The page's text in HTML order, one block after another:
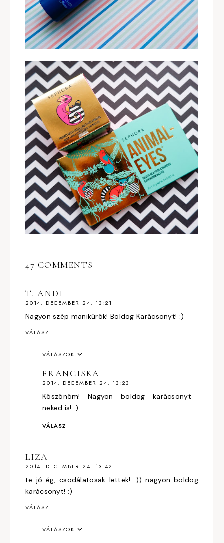
47 COMMENTS
T. ANDI
2014. DECEMBER 24. 13:21
Nagyon szép manikűrök! Boldog Karácsonyt! :)
VÁLASZ
VÁLASZOK
FRANCISKA
2014. DECEMBER 24. 13:23
Köszönöm! Nagyon boldog karácsonyt
neked is! :)
VÁLASZ
LIZA
2014. DECEMBER 24. 13:42
te jó ég, csodálatosak lettek! :)) nagyon boldog
karácsonyt! :)
VÁLASZ
VÁLASZOK